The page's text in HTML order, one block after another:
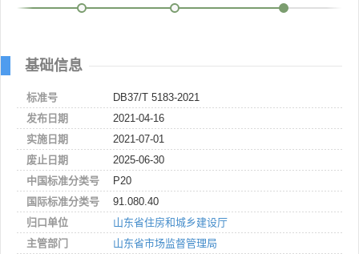
基础信息
标准号
DB37/T 5183-2021
发布日期
2021-04-16
实施日期
2021-07-01
废止日期
2025-06-30
中国标准分类号
P20
国际标准分类号
91.080.40
归口单位
山东省住房和城乡建设厅
主管部门
山东省市场监督管理局